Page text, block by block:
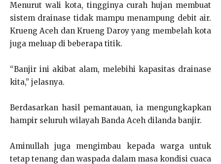
Menurut wali kota, tingginya curah hujan membuat
sistem drainase tidak mampu menampung debit air.
Krueng Aceh dan Krueng Daroy yang membelah kota
juga meluap di beberapa titik.
“Banjir ini akibat alam, melebihi kapasitas drainase
kita,” jelasnya.
Berdasarkan hasil pemantauan, ia mengungkapkan
hampir seluruh wilayah Banda Aceh dilanda banjir.
Aminullah juga mengimbau kepada warga untuk
tetap tenang dan waspada dalam masa kondisi cuaca